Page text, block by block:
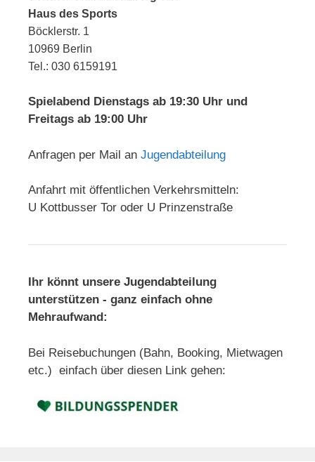
Haus des Sports
Böcklerstr. 1
10969 Berlin
Tel.: 030 6159191
Spielabend Dienstags ab 19:30 Uhr und
Freitags ab 19:00 Uhr
Anfragen per Mail an Jugendabteilung
Anfahrt mit öffentlichen Verkehrsmitteln:
U Kottbusser Tor oder U Prinzenstraße
Ihr könnt unsere Jugendabteilung
unterstützen - ganz einfach ohne
Mehraufwand:
Bei Reisebuchungen (Bahn, Booking, Mietwagen
etc.) einfach über diesen Link gehen: